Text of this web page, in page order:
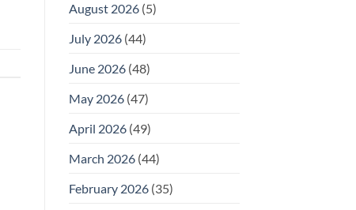
August 2026(5)
July 2026(44)
June 2026(48)
May 2026(47)
April 2026(49)
March 2026(44)
February 2026(35)